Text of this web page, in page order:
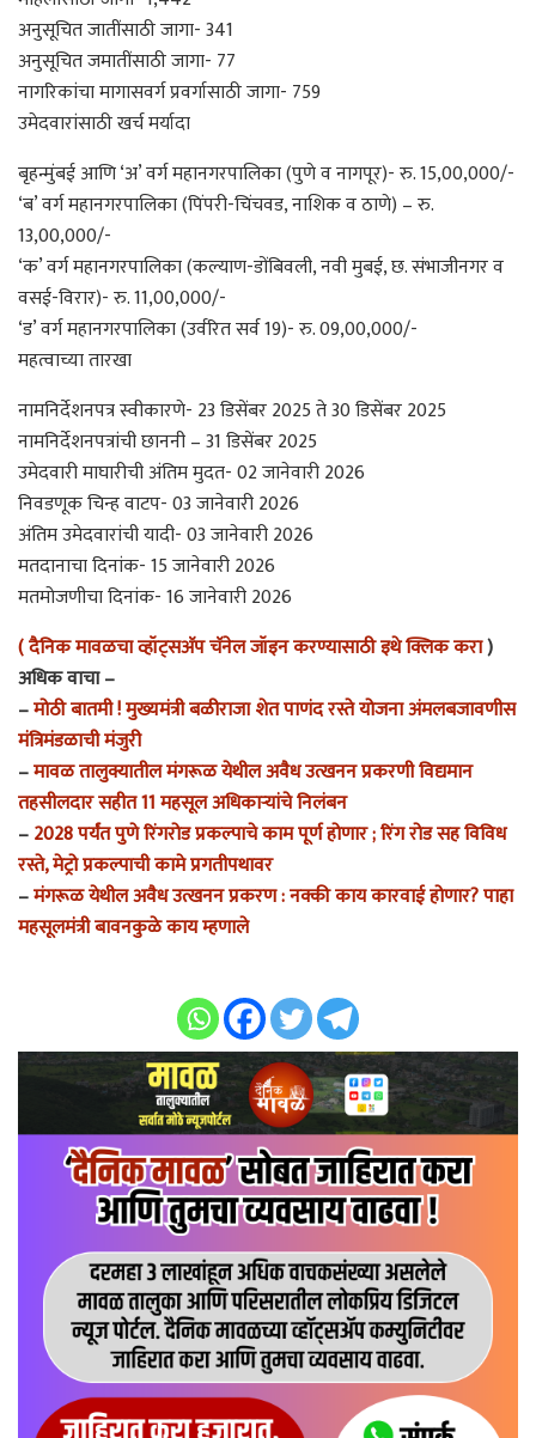
अनुसूचित जातींसाठी जागा- 341
अनुसूचित जमातींसाठी जागा- 77
नागरिकांचा मागासवर्ग प्रवर्गासाठी जागा- 759
उमेदवारांसाठी खर्च मर्यादा
बृहन्मुंबई आणि ‘अ’ वर्ग महानगरपालिका (पुणे व नागपूर)- रु. 15,00,000/-
‘ब’ वर्ग महानगरपालिका (पिंपरी-चिंचवड, नाशिक व ठाणे) – रु.
13,00,000/-
‘क’ वर्ग महानगरपालिका (कल्याण-डोंबिवली, नवी मुबई, छ. संभाजीनगर व
वसई-विरार)- रु. 11,00,000/-
‘ड’ वर्ग महानगरपालिका (उर्वरित सर्व 19)- रु. 09,00,000/-
महत्वाच्या तारखा
नामनिर्देशनपत्र स्वीकारणे- 23 डिसेंबर 2025 ते 30 डिसेंबर 2025
नामनिर्देशनपत्रांची छाननी – 31 डिसेंबर 2025
उमेदवारी माघारीची अंतिम मुदत- 02 जानेवारी 2026
निवडणूक चिन्ह वाटप- 03 जानेवारी 2026
अंतिम उमेदवारांची यादी- 03 जानेवारी 2026
मतदानाचा दिनांक- 15 जानेवारी 2026
मतमोजणीचा दिनांक- 16 जानेवारी 2026
( दैनिक मावळचा व्हॉट्सअ‍ॅप चॅनेल जॉइन करण्यासाठी इथे क्लिक करा)
अधिक वाचा –
–मोठी बातमी ! मुख्यमंत्री बळीराजा शेत पाणंद रस्ते योजना अंमलबजावणीस
मंत्रिमंडळाची मंजुरी
–मावळ तालुक्यातील मंगरूळ येथील अवैध उत्खनन प्रकरणी विद्यमान
तहसीलदार सहीत 11 महसूल अधिकाऱ्यांचे निलंबन
–2028 पर्यंत पुणे रिंगरोड प्रकल्पाचे काम पूर्ण होणार ; रिंग रोड सह विविध
रस्ते, मेट्रो प्रकल्पाची कामे प्रगतीपथावर
–मंगरूळ येथील अवैध उत्खनन प्रकरण : नक्की काय कारवाई होणार? पाहा
महसूलमंत्री बावनकुळे काय म्हणाले